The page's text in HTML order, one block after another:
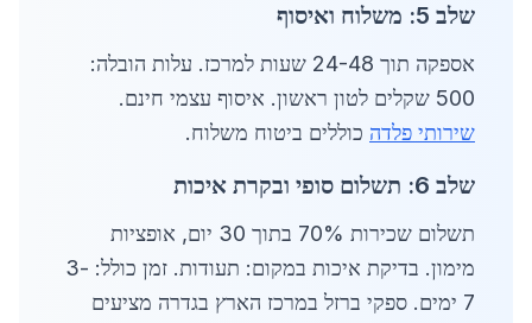
שלב 5: משלוח ואיסוף
אספקה תוך 24-48 שעות למרכז. עלות הובלה:
500 שקלים לטון ראשון. איסוף עצמי חינם.
שירותי פלדה כוללים ביטוח משלוח.
שלב 6: תשלום סופי ובקרת איכות
תשלום שכירות 70% בתוך 30 יום, אופציות
מימון. בדיקת איכות במקום: תעודות. זמן כולל: 3-
7 ימים. ספקי ברזל במרכז הארץ בגדרה מציעים